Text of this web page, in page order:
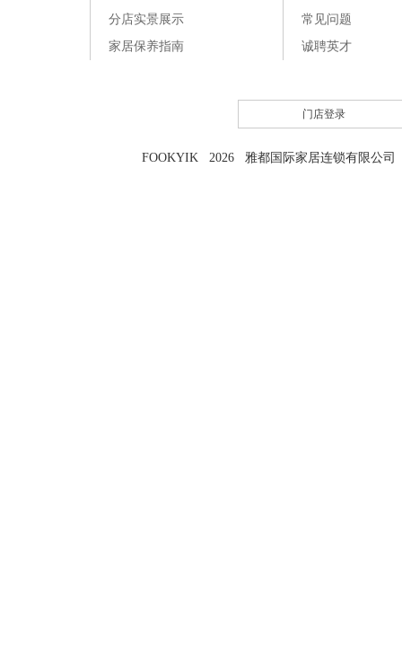
分店实景展示
家居保养指南
常见问题
诚聘英才
门店登录
FOOKYIK 2026 雅都国际家居连锁有限公司